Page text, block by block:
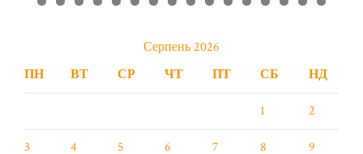
7
8 9 0 1 2 3 4 5 6 7 8 9 0 1 2
Серпень 2026
ПН
ВТ СР ЧТ ПТ СБ НД
1 2
3 4 5 6 7 8 9